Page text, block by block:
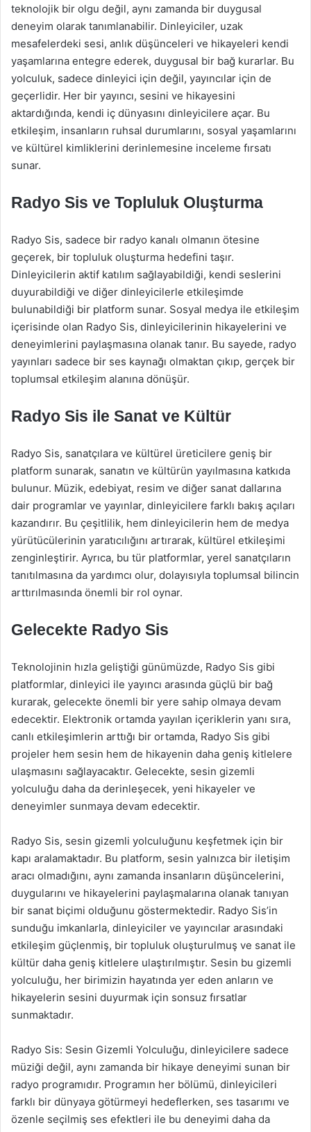
teknolojik bir olgu değil, aynı zamanda bir duygusal
deneyim olarak tanımlanabilir. Dinleyiciler, uzak
mesafelerdeki sesi, anlık düşünceleri ve hikayeleri kendi
yaşamlarına entegre ederek, duygusal bir bağ kurarlar. Bu
yolculuk, sadece dinleyici için değil, yayıncılar için de
geçerlidir. Her bir yayıncı, sesini ve hikayesini
aktardığında, kendi iç dünyasını dinleyicilere açar. Bu
etkileşim, insanların ruhsal durumlarını, sosyal yaşamlarını
ve kültürel kimliklerini derinlemesine inceleme fırsatı
sunar.
Radyo Sis ve Topluluk Oluşturma
Radyo Sis, sadece bir radyo kanalı olmanın ötesine
geçerek, bir topluluk oluşturma hedefini taşır.
Dinleyicilerin aktif katılım sağlayabildiği, kendi seslerini
duyurabildiği ve diğer dinleyicilerle etkileşimde
bulunabildiği bir platform sunar. Sosyal medya ile etkileşim
içerisinde olan Radyo Sis, dinleyicilerinin hikayelerini ve
deneyimlerini paylaşmasına olanak tanır. Bu sayede, radyo
yayınları sadece bir ses kaynağı olmaktan çıkıp, gerçek bir
toplumsal etkileşim alanına dönüşür.
Radyo Sis ile Sanat ve Kültür
Radyo Sis, sanatçılara ve kültürel üreticilere geniş bir
platform sunarak, sanatın ve kültürün yayılmasına katkıda
bulunur. Müzik, edebiyat, resim ve diğer sanat dallarına
dair programlar ve yayınlar, dinleyicilere farklı bakış açıları
kazandırır. Bu çeşitlilik, hem dinleyicilerin hem de medya
yürütücülerinin yaratıcılığını artırarak, kültürel etkileşimi
zenginleştirir. Ayrıca, bu tür platformlar, yerel sanatçıların
tanıtılmasına da yardımcı olur, dolayısıyla toplumsal bilincin
arttırılmasında önemli bir rol oynar.
Gelecekte Radyo Sis
Teknolojinin hızla geliştiği günümüzde, Radyo Sis gibi
platformlar, dinleyici ile yayıncı arasında güçlü bir bağ
kurarak, gelecekte önemli bir yere sahip olmaya devam
edecektir. Elektronik ortamda yayılan içeriklerin yanı sıra,
canlı etkileşimlerin arttığı bir ortamda, Radyo Sis gibi
projeler hem sesin hem de hikayenin daha geniş kitlelere
ulaşmasını sağlayacaktır. Gelecekte, sesin gizemli
yolculuğu daha da derinleşecek, yeni hikayeler ve
deneyimler sunmaya devam edecektir.
Radyo Sis, sesin gizemli yolculuğunu keşfetmek için bir
kapı aralamaktadır. Bu platform, sesin yalnızca bir iletişim
aracı olmadığını, aynı zamanda insanların düşüncelerini,
duygularını ve hikayelerini paylaşmalarına olanak tanıyan
bir sanat biçimi olduğunu göstermektedir. Radyo Sis’in
sunduğu imkanlarla, dinleyiciler ve yayıncılar arasındaki
etkileşim güçlenmiş, bir topluluk oluşturulmuş ve sanat ile
kültür daha geniş kitlelere ulaştırılmıştır. Sesin bu gizemli
yolculuğu, her birimizin hayatında yer eden anların ve
hikayelerin sesini duyurmak için sonsuz fırsatlar
sunmaktadır.
Radyo Sis: Sesin Gizemli Yolculuğu, dinleyicilere sadece
müziği değil, aynı zamanda bir hikaye deneyimi sunan bir
radyo programıdır. Programın her bölümü, dinleyicileri
farklı bir dünyaya götürmeyi hedeflerken, ses tasarımı ve
özenle seçilmiş ses efektleri ile bu deneyimi daha da